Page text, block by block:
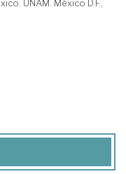
UNAM. México D.F.,